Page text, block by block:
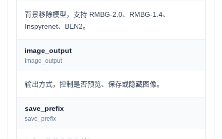
背景移除模型，支持 RMBG-2.0、RMBG-1.4、
Inspyrenet、BEN2。
image_output
image_output
输出方式，控制是否预览、保存或隐藏图像。
save_prefix
save_prefix